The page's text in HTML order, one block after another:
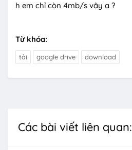
h em chỉ còn 4mb/s vậy ạ ?
Từ khóa:
tải google drive download
Các bài viết liên quan: